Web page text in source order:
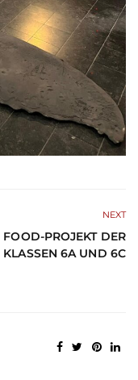
NEXT
FOOD-PROJEKT DER
KLASSEN 6A UND 6C